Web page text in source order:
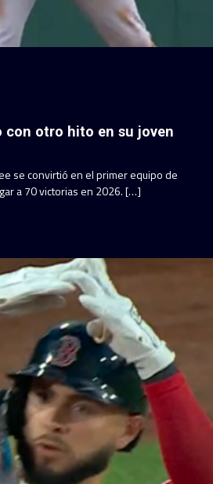
con otro hito en su joven
se convirtió en el primer equipo de
a 70 victorias en 2026. […]